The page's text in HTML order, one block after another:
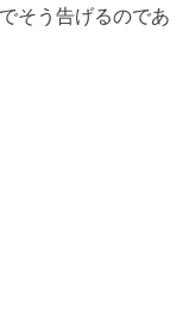
そう告げるのであ